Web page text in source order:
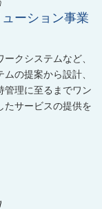
ーション事業
クシステムなど、
の提案から設計、
管理に至るまでワン
たサービスの提供を